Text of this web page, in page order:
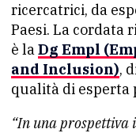
ricercatrici, da
Paesi. La
è laDg Empl
and Inclusion),
qualità di esperta
“In una prospettiva